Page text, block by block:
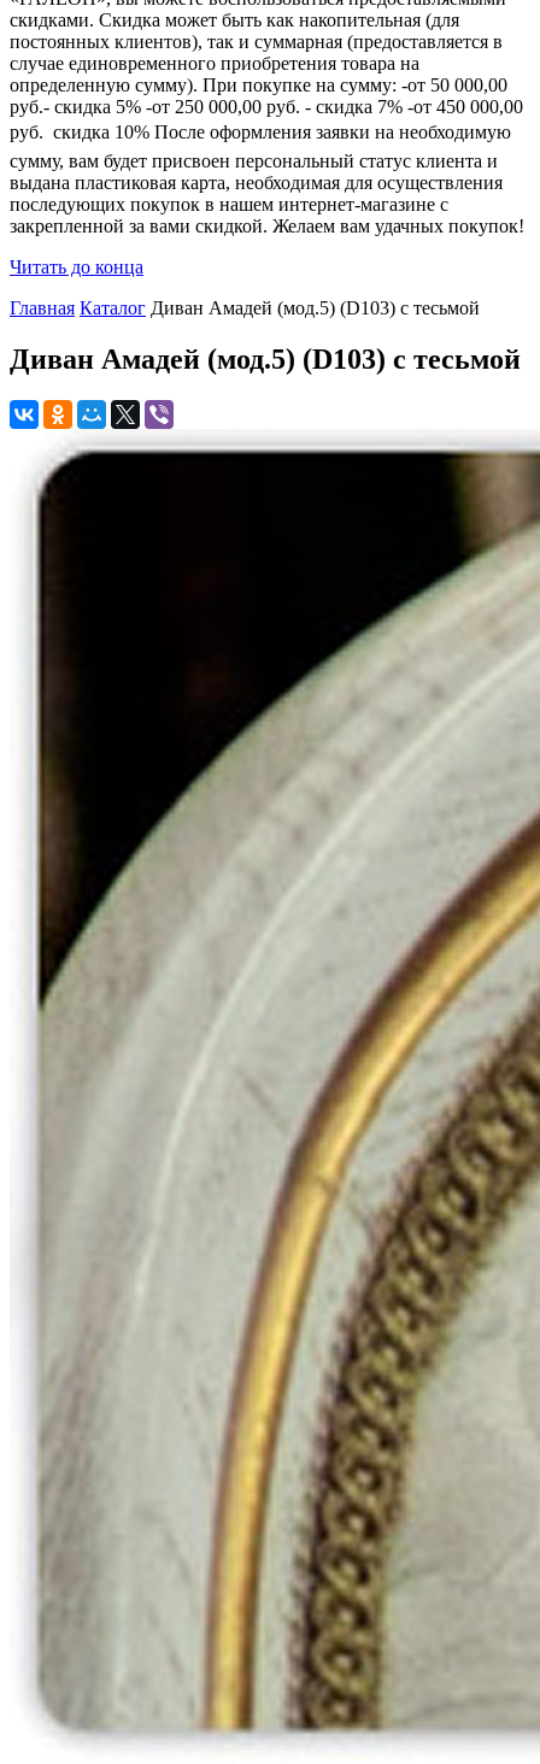
скидками. Скидка может быть как накопительная (для
постоянных клиентов), так и суммарная (предоставляется в
случае единовременного приобретения товара на
определенную сумму). При покупке на сумму: -от 50 000,00
руб.- скидка 5% -от 250 000,00 руб. - скидка 7% -от 450 000,00
руб.  скидка 10% После оформления заявки на необходимую
сумму, вам будет присвоен персональный статус клиента и
выдана пластиковая карта, необходимая для осуществления
последующих покупок в нашем интернет-магазине с
закрепленной за вами скидкой. Желаем вам удачных покупок!
Читать до конца
Главная Каталог Диван Амадей (мод.5) (D103) с тесьмой
Диван Амадей (мод.5) (D103) с тесьмой